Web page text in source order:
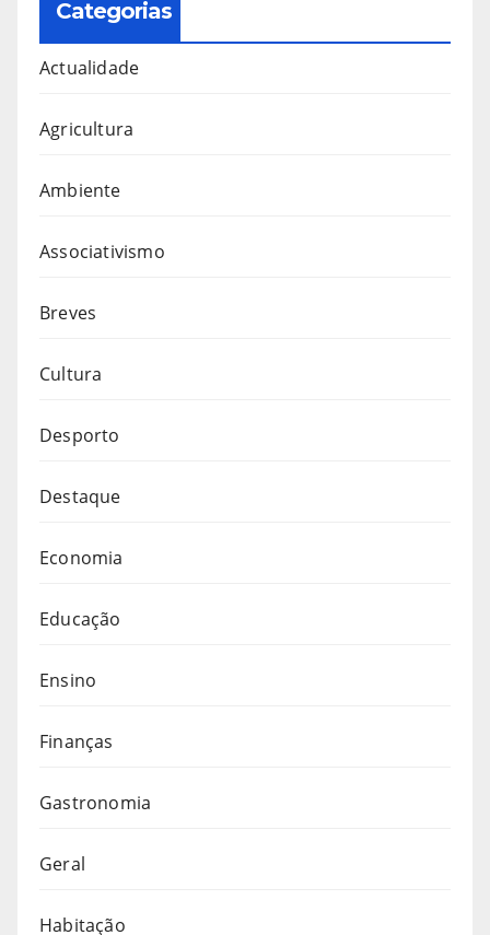
Categorias
Actualidade
Agricultura
Ambiente
Associativismo
Breves
Cultura
Desporto
Destaque
Economia
Educação
Ensino
Finanças
Gastronomia
Geral
Habitação